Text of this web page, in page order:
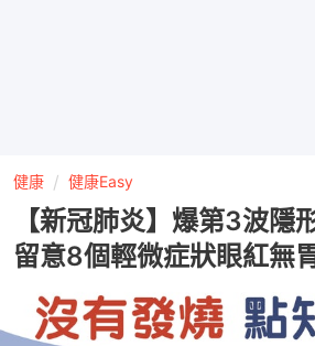
健康 健康Easy
【新冠肺炎】爆第3波隱
留意8個輕微症狀眼紅無